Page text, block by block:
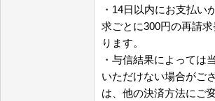
・14日以内にお支払い
求ごとに300円の再請
ります。
・与信結果によっては
いただけない場合がご
は、他の決済方法にご